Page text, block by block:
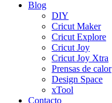
Blog
DIY
Cricut Maker
Cricut Explore
Cricut Joy
Cricut Joy Xtra
Prensas de calor
Design Space
xTool
Contacto